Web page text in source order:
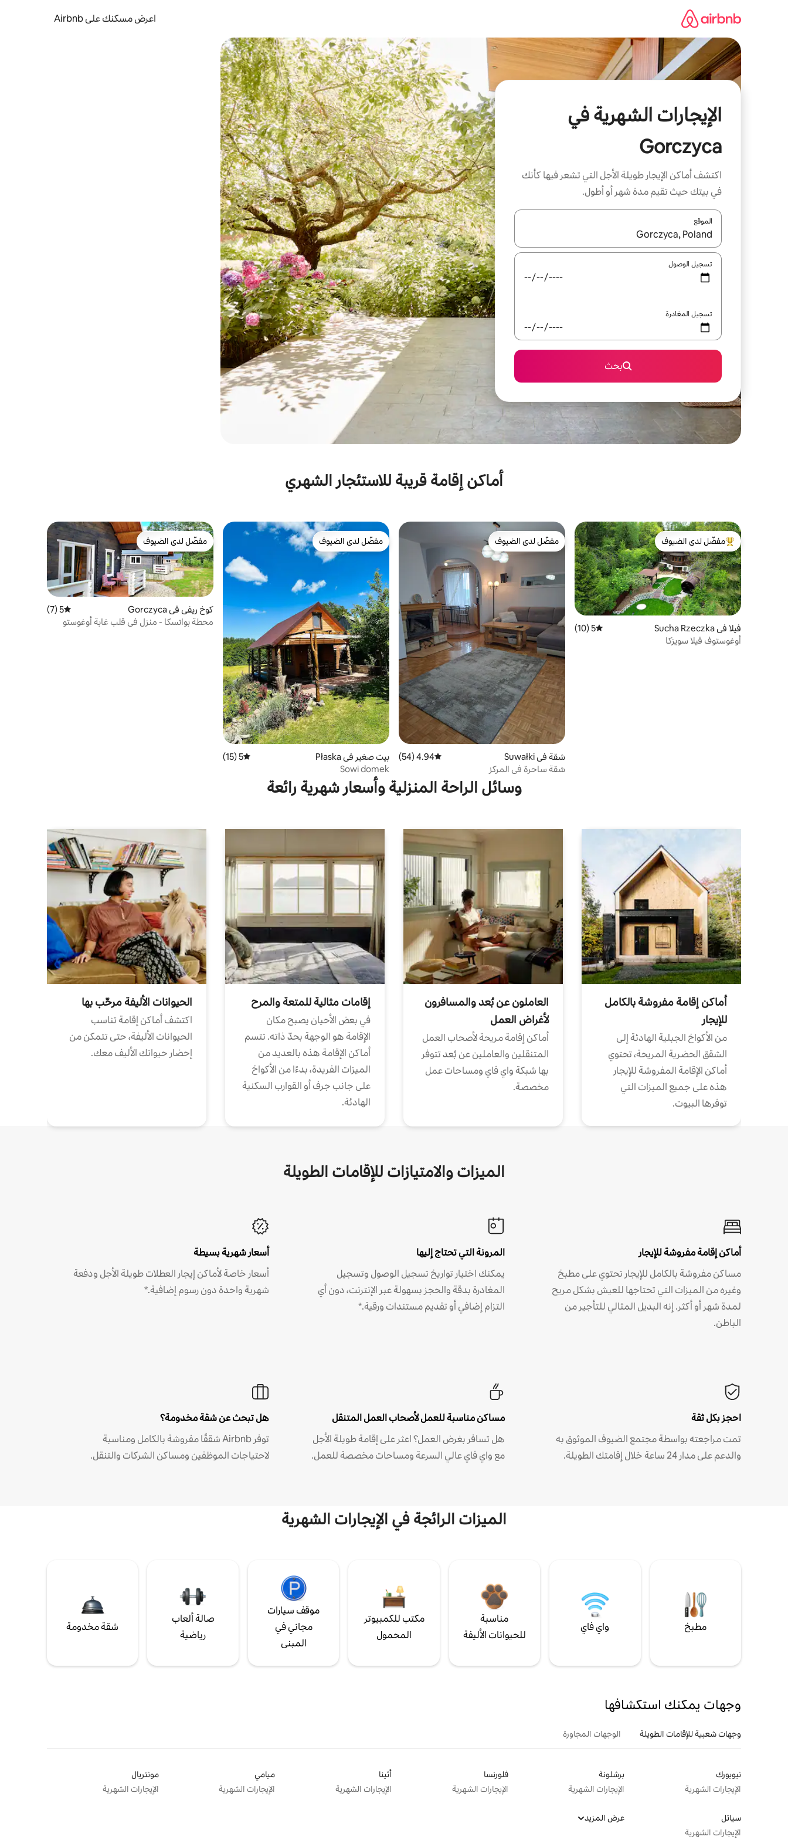
اعرض مسكنك على Airbnb
الإيجارات الشهرية في
Gorczyca
اكتشف أماكن الإيجار طويلة الأجل التي تشعر فيها كأنك
في بيتك حيث تقيم مدة شهر أو أطول.
الموقع
عند توفر النتائج، انتقل باستخدام السهمين لأعلى ولأسفل أو استكشف عن طريق اللمس أو السحب.
تسجيل الوصول
تسجيل المغادرة
بحث
أماكن إقامة قريبة للاستئجار الشهري
من أبرز البيوت المفضّلة لدى الضيوف
مفضّل لدى الضيوف
فيلا في Sucha Rzeczka متوسط التقييم 5 من 5، 10 مراجعات
5 (10)
أوغوستوف فيلا سويزكا
مفضّل لدى الضيوف
مفضّل لدى الضيوف
شقة في Suwałki متوسط التقييم 4.94 من 5، 54 مراجعات
4.94 (54)
شقة ساحرة في المركز
مفضّل لدى الضيوف
مفضّل لدى الضيوف
بيت صغير في Płaska متوسط التقييم 5 من 5، 15 مراجعات
5 (15)
Sowi domek
مفضّل لدى الضيوف
مفضّل لدى الضيوف
كوخ ريفي في Gorczyca متوسط التقييم 5 من 5، 7 مراجعات
5 (7)
محطة بواتسكا - منزل في قلب غابة أوغوستو
وسائل الراحة المنزلية وأسعار شهرية رائعة
أماكن إقامة مفروشة بالكامل
للإيجار
من الأكواخ الجبلية الهادئة إلى
الشقق الحضرية المريحة، تحتوي
أماكن الإقامة المفروشة للإيجار
هذه على جميع الميزات التي
توفرها البيوت.
العاملون عن بُعد والمسافرون
لأغراض العمل
أماكن إقامة مريحة لأصحاب العمل
المتنقلين والعاملين عن بُعد تتوفر
بها شبكة واي فاي ومساحات عمل
مخصصة.
إقامات مثالية للمتعة والمرح
في بعض الأحيان يصبح مكان
الإقامة هو الوجهة بحدّ ذاته. تتسم
أماكن الإقامة هذه بالعديد من
الميزات الفريدة، بدءًا من الأكواخ
على جانب جرف أو القوارب السكنية
الهادئة.
الحيوانات الأليفة مرحّب بها
اكتشف أماكن إقامة تناسب
الحيوانات الأليفة، حتى تتمكن من
إحضار حيوانك الأليف معك.
الميزات والامتيازات للإقامات الطويلة
أماكن إقامة مفروشة للإيجار
مساكن مفروشة بالكامل للإيجار تحتوي على مطبخ
وغيره من الميزات التي تحتاجها للعيش بشكل مريح
لمدة شهر أو أكثر. إنه البديل المثالي للتأجير من
الباطن.
المرونة التي تحتاج إليها
يمكنك اختيار تواريخ تسجيل الوصول وتسجيل
المغادرة بدقة والحجز بسهولة عبر الإنترنت، دون أي
التزام إضافي أو تقديم مستندات ورقية.*
أسعار شهرية بسيطة
أسعار خاصة لأماكن إيجار العطلات طويلة الأجل ودفعة
شهرية واحدة دون رسوم إضافية.*
احجز بكل ثقة
تمت مراجعته بواسطة مجتمع الضيوف الموثوق به
والدعم على مدار 24 ساعة خلال إقامتك الطويلة.
مساكن مناسبة للعمل لأصحاب العمل المتنقل
هل تسافر بغرض العمل؟ اعثر على إقامة طويلة الأجل
مع واي فاي عالي السرعة ومساحات مخصصة للعمل.
هل تبحث عن شقة مخدومة؟
توفر Airbnb شققًا مفروشة بالكامل ومناسبة
لاحتياجات الموظفين ومساكن الشركات والتنقل.
الميزات الرائجة في الإيجارات الشهرية
مطبخ واي فاي
مناسبة
للحيوانات الأليفة
مكتب للكمبيوتر
المحمول
موقف سيارات
مجاني في
المبنى
صالة ألعاب
رياضية
شقة مخدومة
وجهات يمكنك استكشافها
وجهات شعبية للإقامات الطويلة الوجهات المجاورة
نيويورك
الإيجارات الشهرية
برشلونة
الإيجارات الشهرية
فلورنسا
الإيجارات الشهرية
أثينا
الإيجارات الشهرية
ميامي
الإيجارات الشهرية
مونتريال
الإيجارات الشهرية
سياتل
الإيجارات الشهرية
عرض المزيد